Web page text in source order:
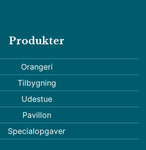
Produkter
Orangeri
Tilbygning
Udestue
Pavillon
Specialopgaver